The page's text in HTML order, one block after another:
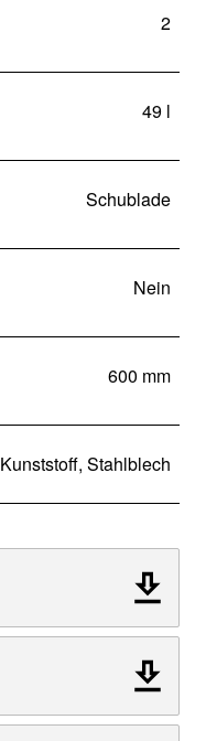
2
49 l
Schublade
Nein
600 mm
Kunststoff, Stahlblech